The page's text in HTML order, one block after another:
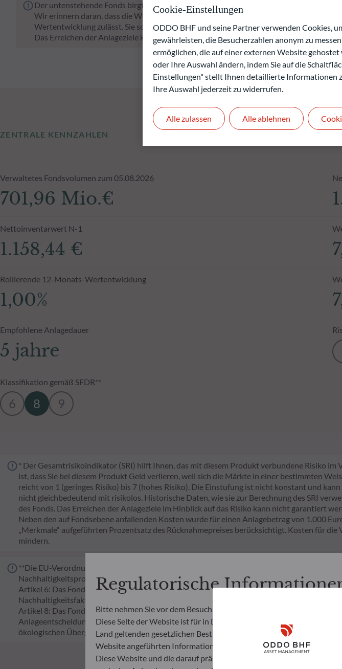
Disclaimer
Der untenstehende Fonds birgt das Risiko eines Kapitalverlusts.
Wir erinnern daran, dass die Wertentwicklung in der Vergangenheit keine Rückschlüsse
Wertentwicklung zulässt. Sie schwankt im Laufe der Zeit.
Das Erreichen der Anlageziele kann nicht garantiert werden.
ZENTRALE KENNZAHLEN
Verwaltetes Fondsvolumen zum 05.08.2026
701,96 Mio.€
Nettoinventarwert N-1
1.158,44 €
Rollierende 12-Monats-Wertentwicklung
1,00%
Empfohlene Anlagedauer
5 jahre
Klassifikation gemäß SFDR**
6 8 9
* Der Gesamtrisikoindikator (SRI) hilft Ihnen, das mit diesem Produkt verbundene Risiko
ist, dass Sie bei diesem Produkt Geld verlieren, weil sich die Märkte in einer bestimmten
reicht von 1 (geringes Risiko) bis 7 (hohes Risiko). Die Einstufung ist nicht konstant und
nicht gleichbedeutend mit risikolos. Historische Daten, wie sie zur Berechnung des SRI
des Fonds. Das Erreichen der Anlageziele im Hinblick auf das Risiko kann nicht garantiert
Neben den auf Fondsebene anfallenden Kosten wurde für einen Anlagebetrag von 1.000
„Merkmale“ aufgeführten Prozentsatz des Rücknahmepreises berücksichtigt. Kosten für
mindern.
**Die EU-Verordnung zur Offenlegung von Nachhaltigkeitsinformationen (Sustainable
Nachhaltigkeitsprofil von Fonds transparent, besser vergleichbar und für Endinvestoren
Artikel 6: Das Fondsmanagementteam berücksichtigt bei der Anlageentscheidung keine
Nachhaltigkeitsfaktoren.
Artikel 8: Das Fondsmanagementteam adressiert Nachhaltigkeitsrisiken, indem es ESG-
Anlageentscheidungsprozess einbezieht. Artikel 9: Das Fondsmanagementteam verfolgt
ökologischen Übergangs beiträgt, und adressiert Nachhaltigkeitsrisiken durch Ratings, die
Regulatorische
Bitte nehmen Sie vor dem Besuch der nachfolgenden Seiten folgende
Diese Seite der Website ist für in Deutschland ansässige Personen
Land geltenden gesetzlichen Bestimmungen zu vergewissern, dass
Website angeführten Informationen und Dienstleistungen zu nutzen
Diese Website und die darauf präsentierten Informationen dienen
Cookie-Einstellungen
ODDO BHF und seine Partner verwenden Cookies,
gewährleisten, die Besucherzahlen anonym zu
ermöglichen, die auf einer externen Website
oder Ihre Auswahl ändern, indem Sie auf die
Einstellungen" stellt Ihnen detaillierte Informationen
Ihre Auswahl jederzeit zu widerrufen.
Alle ablehnen
Alle zulassen